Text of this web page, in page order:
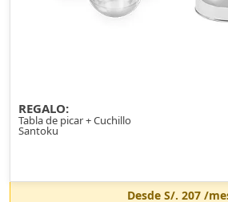
REGALO:
Tabla de picar + Cuchillo
Santoku
Desde S/. 207/